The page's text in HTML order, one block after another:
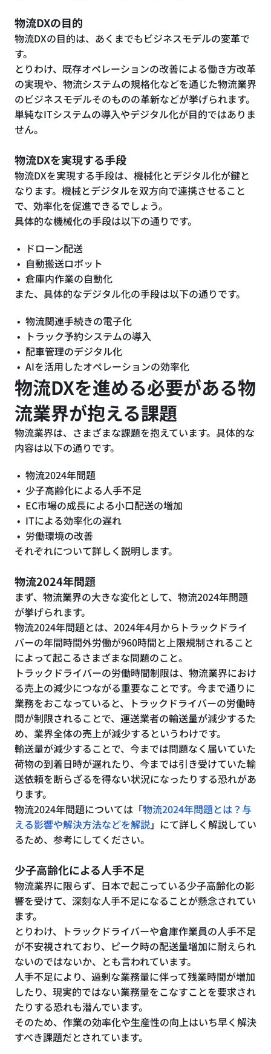
物流DXの目的
物流DXの目的は、あくまでもビジネスモデルの変革で
す。
とりわけ、既存オペレーションの改善による働き方改革
の実現や、物流システムの規格化などを通じた物流業界
のビジネスモデルそのものの革新などが挙げられます。
単純なITシステムの導入やデジタル化が目的ではありま
せん。
物流DXを実現する手段
物流DXを実現する手段は、機械化とデジタル化が鍵と
なります。機械とデジタルを双方向で連携させること
で、効率化を促進できるでしょう。
具体的な機械化の手段は以下の通りです。
ドローン配送
自動搬送ロボット
倉庫内作業の自動化
また、具体的なデジタル化の手段は以下の通りです。
物流関連手続きの電子化
トラック予約システムの導入
配車管理のデジタル化
AIを活用したオペレーションの効率化
物流DXを進める必要がある物
流業界が抱える課題
物流業界は、さまざまな課題を抱えています。具体的な
内容は以下の通りです。
物流2024年問題
少子高齢化による人手不足
EC市場の成長による小口配送の増加
ITによる効率化の遅れ
労働環境の改善
それぞれについて詳しく説明します。
物流2024年問題
まず、物流業界の大きな変化として、物流2024年問題
が挙げられます。
物流2024年問題とは、2024年4月からトラックドライ
バーの年間時間外労働が960時間と上限規制されること
によって起こるさまざまな問題のこと。
トラックドライバーの労働時間制限は、物流業界におけ
る売上の減少につながる重要なことです。今まで通りに
業務をおこなっていると、トラックドライバーの労働時
間が制限されることで、運送業者の輸送量が減少するた
め、業界全体の売上が減少するというわけです。
輸送量が減少することで、今までは問題なく届いていた
荷物の到着日時が遅れたり、今までは引き受けていた輸
送依頼を断らざるを得ない状況になったりする恐れがあ
ります。
物流2024年問題については「物流2024年問題とは？与
える影響や解決方法などを解説」にて詳しく解説してい
るため、参考にしてください。
少子高齢化による人手不足
物流業界に限らず、日本で起こっている少子高齢化の影
響を受けて、深刻な人手不足になることが懸念されてい
ます。
とりわけ、トラックドライバーや倉庫作業員の人手不足
が不安視されており、ピーク時の配送量増加に耐えられ
ないのではないか、とも言われています。
人手不足により、過剰な業務量に伴って残業時間が増加
したり、現実的ではない業務量をこなすことを要求され
たりする恐れも潜んでいます。
そのため、作業の効率化や生産性の向上はいち早く解決
すべき課題だとされています。